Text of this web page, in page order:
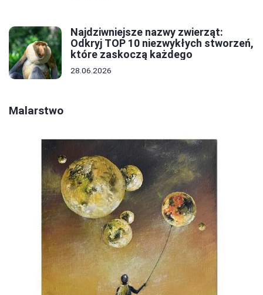
Najdziwniejsze nazwy zwierząt:
Odkryj TOP 10 niezwykłych stworzeń,
które zaskoczą każdego
28.06.2026
Malarstwo